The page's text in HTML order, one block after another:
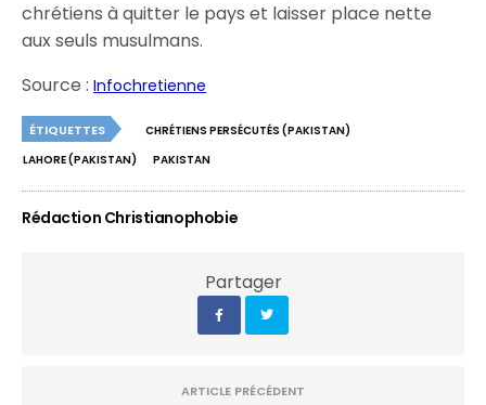
chrétiens à quitter le pays et laisser place nette
aux seuls musulmans.
Source :Infochretienne
ÉTIQUETTES
CHRÉTIENS PERSÉCUTÉS (PAKISTAN)
LAHORE (PAKISTAN)
PAKISTAN
Rédaction Christianophobie
Partager
ARTICLE PRÉCÉDENT